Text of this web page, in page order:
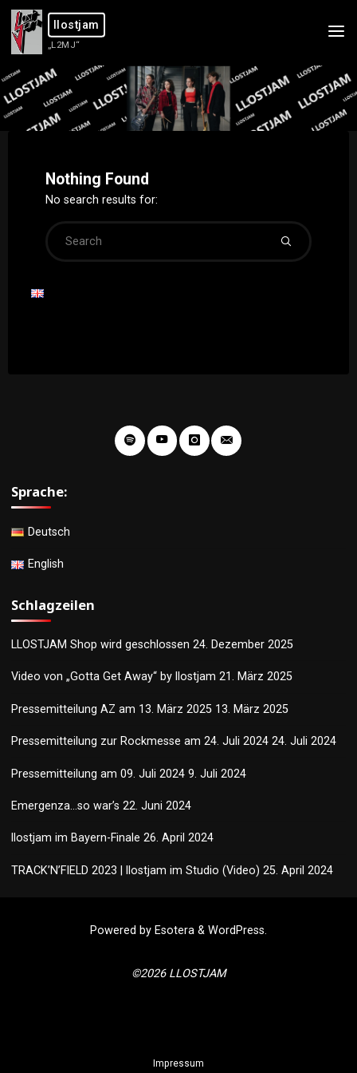
Skip
content
llostjam
„L2MJ“
Nothing Found
No search results for:
Sprache:
Deutsch
English
Schlagzeilen
LLOSTJAM Shop wird geschlossen 24. Dezember 2025
Video von „Gotta Get Away“ by llostjam 21. März 2025
Pressemitteilung AZ am 13. März 2025 13. März 2025
Pressemitteilung zur Rockmesse am 24. Juli 2024 24. Juli 2024
Pressemitteilung am 09. Juli 2024 9. Juli 2024
Emergenza…so war’s 22. Juni 2024
llostjam im Bayern-Finale 26. April 2024
TRACK’N’FIELD 2023 | llostjam im Studio (Video) 25. April 2024
Powered by Esotera & WordPress.
©2026 LLOSTJAM
Impressum